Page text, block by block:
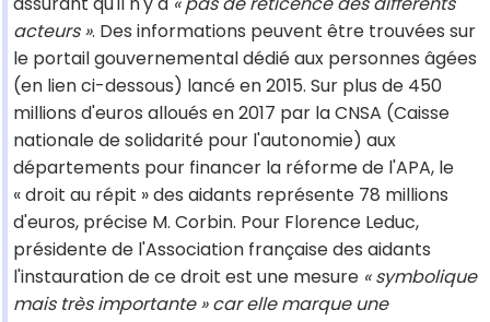
acteurs ». Des informations peuvent être trouvées sur
le portail gouvernemental dédié aux personnes âgées
(en lien ci-dessous) lancé en 2015. Sur plus de 450
millions d'euros alloués en 2017 par la CNSA (Caisse
nationale de solidarité pour l'autonomie) aux
départements pour financer la réforme de l'APA, le
« droit au répit » des aidants représente 78 millions
d'euros, précise M. Corbin. Pour Florence Leduc,
présidente de l'Association française des aidants
l'instauration de ce droit est une mesure « symbolique
mais très importante » car elle marque une